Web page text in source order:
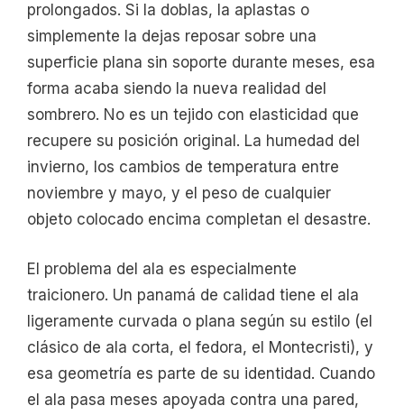
prolongados. Si la doblas, la aplastas o
simplemente la dejas reposar sobre una
superficie plana sin soporte durante meses, esa
forma acaba siendo la nueva realidad del
sombrero. No es un tejido con elasticidad que
recupere su posición original. La humedad del
invierno, los cambios de temperatura entre
noviembre y mayo, y el peso de cualquier
objeto colocado encima completan el desastre.
El problema del ala es especialmente
traicionero. Un panamá de calidad tiene el ala
ligeramente curvada o plana según su estilo (el
clásico de ala corta, el fedora, el Montecristi), y
esa geometría es parte de su identidad. Cuando
el ala pasa meses apoyada contra una pared,